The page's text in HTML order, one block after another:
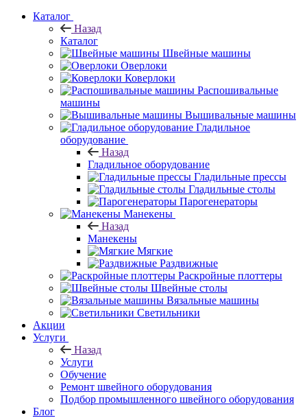
Каталог
Назад
Каталог
Швейные машины
Оверлоки
Коверлоки
Распошивальные
машины
Вышивальные машины
Гладильное
оборудование
Назад
Гладильное оборудование
Гладильные прессы
Гладильные столы
Парогенераторы
Манекены
Назад
Манекены
Мягкие
Раздвижные
Раскройные плоттеры
Швейные столы
Вязальные машины
Светильники
Акции
Услуги
Назад
Услуги
Обучение
Ремонт швейного оборудования
Подбор промышленного швейного оборудования
Блог